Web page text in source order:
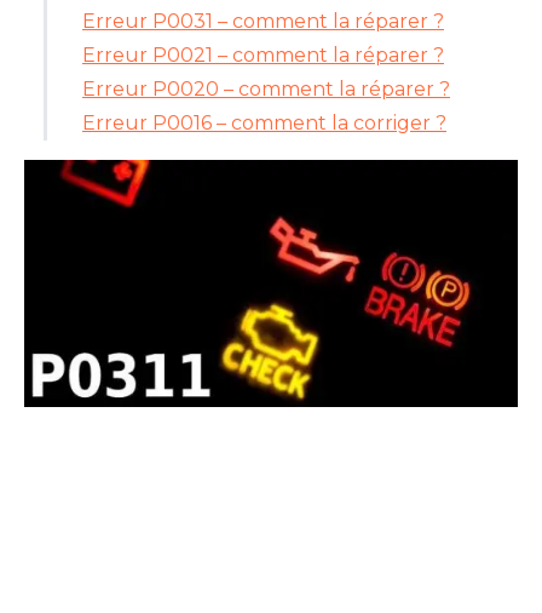
Erreur P0031 – comment la réparer ?
Erreur P0021 – comment la réparer ?
Erreur P0020 – comment la réparer ?
Erreur P0016 – comment la corriger ?